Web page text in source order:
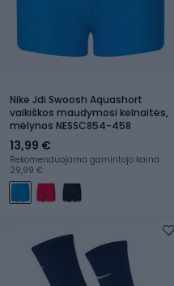
Nike Jdi Swoosh Aquashort
vaikiškos maudymosi kelnaitės,
mėlynos NESSC854-458
13,99 €
Rekomenduojama gamintojo kaina:
29,99 €